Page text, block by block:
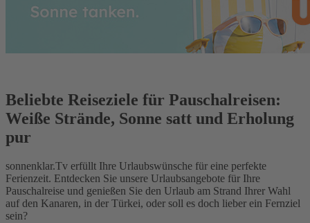
Beliebte Reiseziele für Pauschalreisen:
Weiße Strände, Sonne satt und Erholung
pur
sonnenklar.Tv erfüllt Ihre Urlaubswünsche für eine perfekte
Ferienzeit. Entdecken Sie unsere Urlaubsangebote für Ihre
Pauschalreise und genießen Sie den Urlaub am Strand Ihrer Wahl
auf den Kanaren, in der Türkei, oder soll es doch lieber ein Fernziel
sein?